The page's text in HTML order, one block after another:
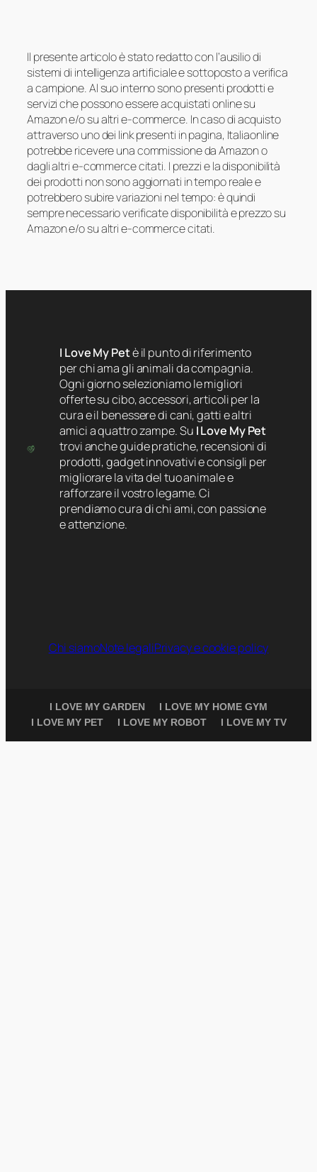
Il presente articolo è stato redatto con l’ausilio di
sistemi di intelligenza artificiale e sottoposto a verifica
a campione. Al suo interno sono presenti prodotti e
servizi che possono essere acquistati online su
Amazon e/o su altri e-commerce. In caso di acquisto
attraverso uno dei link presenti in pagina, Italiaonline
potrebbe ricevere una commissione da Amazon o
dagli altri e-commerce citati. I prezzi e la disponibilità
dei prodotti non sono aggiornati in tempo reale e
potrebbero subire variazioni nel tempo: è quindi
sempre necessario verificate disponibilità e prezzo su
Amazon e/o su altri e-commerce citati.
I Love My Petè il punto di riferimento
per chi ama gli animali da compagnia.
Ogni giorno selezioniamo le migliori
offerte su cibo, accessori, articoli per la
cura e il benessere di cani, gatti e altri
amici a quattro zampe. Su I Love My Pet
trovi anche guide pratiche, recensioni di
prodotti, gadget innovativi e consigli per
migliorare la vita del tuo animale e
rafforzare il vostro legame. Ci
prendiamo cura di chi ami, con passione
e attenzione.
Chi siamoNote legaliPrivacy e cookie policy
I LOVE MY GARDEN
I LOVE MY HOME GYM
I LOVE MY PET
I LOVE MY ROBOT I LOVE MY TV